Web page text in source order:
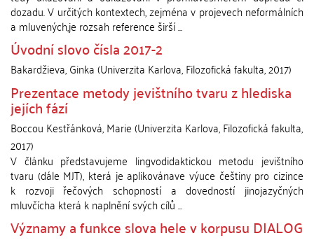
dozadu. V určitých kontextech, zejména v projevech neformálních
a mluvených,je rozsah reference širší ...
Úvodní slovo čísla 2017-2
Bakardžieva, Ginka(Univerzita Karlova, Filozofická fakulta,2017)
Prezentace metody jevištního tvaru z hlediska
jejích fází
Boccou Kestřánková, Marie(Univerzita Karlova, Filozofická fakulta,
2017)
V článku představujeme lingvodidaktickou metodu jevištního
tvaru (dále MJT), která je aplikovánave výuce češtiny pro cizince
k rozvoji řečových schopností a dovedností jinojazyčných
mluvčícha která k naplnění svých cílů ...
Významy a funkce slova hele v korpusu DIALOG